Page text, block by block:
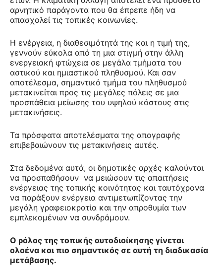
αρνητικό παράγοντα που θα έπρεπε ήδη να
απασχολεί τις τοπικές κοινωνίες.
Η ενέργεια, η διαθεσιμότητά της και η τιμή της,
γεννούν εύκολα από τη μια στιγμή στην άλλη
ενεργειακή φτώχεια σε μεγάλα τμήματα του
αστικού και ημιαστικού πληθυσμού. Και σαν
αποτέλεσμα, σημαντικό τμήμα του πληθυσμού
μετακινείται προς τις μεγάλες πόλεις σε μια
προσπάθεια μείωσης του υψηλού κόστους στις
μετακινήσεις.
Τα πρόσφατα αποτελέσματα της απογραφής
επιβεβαιώνουν τις μετακινήσεις αυτές.
Στα δεδομένα αυτά, οι δημοτικές αρχές καλούνται
να προσπαθήσουν να μειώσουν τις απαιτήσεις
ενέργειας της τοπικής κοινότητας και ταυτόχρονα
να παράξουν ενέργεια αντιμετωπίζοντας την
μεγάλη γραφειοκρατία και την απροθυμία των
εμπλεκομένων να συνδράμουν.
Ο ρόλος της τοπικής αυτοδιοίκησης γίνεται
ολοένα και πιο σημαντικός σε αυτή τη διαδικασία
μετάβασης.